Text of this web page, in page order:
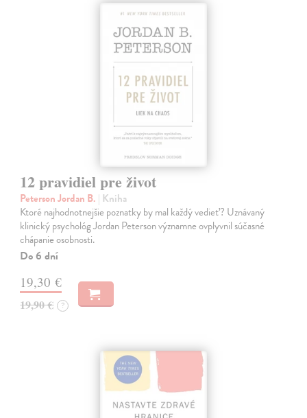
12 pravidiel pre život
Peterson Jordan B. | Kniha
Ktoré najhodnotnejšie poznatky by mal každý vedieť? Uznávaný
klinický psychológ Jordan Peterson významne ovplyvnil súčasné
chápanie osobnosti.
Do 6 dní
19,30 €
19,90 € ?